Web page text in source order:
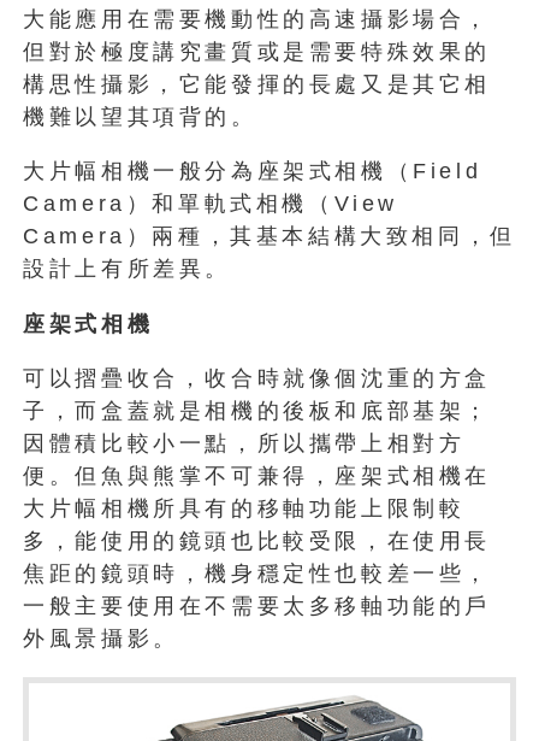
大能應用在需要機動性的高速攝影場合，
但對於極度講究畫質或是需要特殊效果的
構思性攝影，它能發揮的長處又是其它相
機難以望其項背的。
大片幅相機一般分為座架式相機（Field
Camera）和單軌式相機（View
Camera）兩種，其基本結構大致相同，但
設計上有所差異。
座架式相機
可以摺疊收合，收合時就像個沈重的方盒
子，而盒蓋就是相機的後板和底部基架；
因體積比較小一點，所以攜帶上相對方
便。但魚與熊掌不可兼得，座架式相機在
大片幅相機所具有的移軸功能上限制較
多，能使用的鏡頭也比較受限，在使用長
焦距的鏡頭時，機身穩定性也較差一些，
一般主要使用在不需要太多移軸功能的戶
外風景攝影。